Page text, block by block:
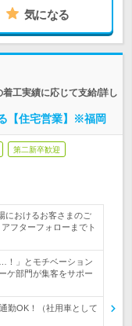
気になる
工実績に応じて支給/詳し
【住宅営業】※福岡
第二新卒歓迎
におけるお客さまのご
フターフォローまでト
！」とモチベーション
ケ部門が集客をサポー
勤OK！（社用車として